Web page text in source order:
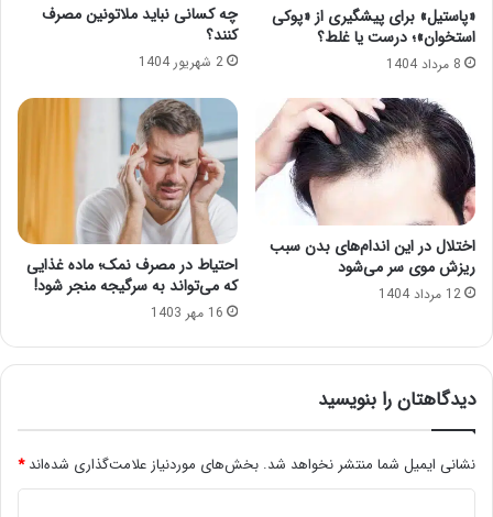
«پاستیل» برای پیشگیری از «پوکی
استخوان»؛ درست یا غلط؟
8 مرداد 1404
چه کسانی نباید ملاتونین مصرف
کنند؟
2 شهریور 1404
اختلال در این اندام‌های بدن سبب
ریزش موی سر می‌شود
12 مرداد 1404
احتیاط در مصرف نمک؛ ماده غذایی
که می‌تواند به سرگیجه منجر شود!
16 مهر 1403
دیدگاهتان را بنویسید
نشانی ایمیل شما منتشر نخواهد شد. بخش‌های موردنیاز علامت‌گذاری شده‌اند*